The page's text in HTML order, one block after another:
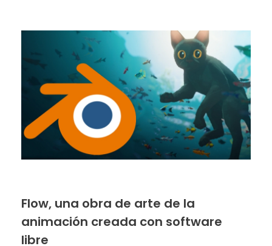
Flow, una obra de arte de la
animación creada con software
libre